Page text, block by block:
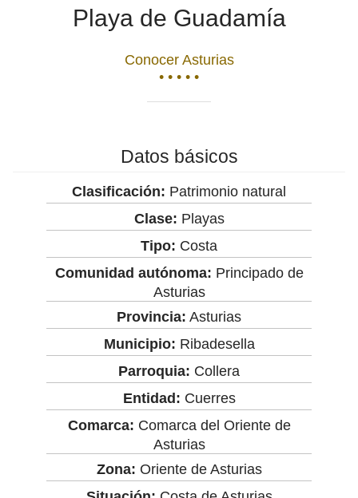
Playa de Guadamía
Conocer Asturias
• • • • •
Datos básicos
Clasificación: Patrimonio natural
Clase: Playas
Tipo: Costa
Comunidad autónoma: Principado de
Asturias
Provincia: Asturias
Municipio: Ribadesella
Parroquia: Collera
Entidad: Cuerres
Comarca: Comarca del Oriente de
Asturias
Zona: Oriente de Asturias